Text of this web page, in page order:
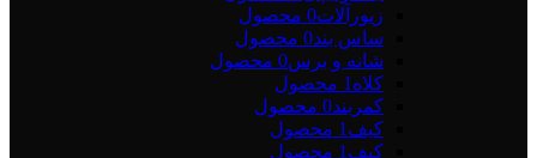
زیورآلات0 محصول
ساس بند0 محصول
شانه و برس0 محصول
کلاه 1 محصول
کمربند0 محصول
کیف 1 محصول
کیف 1 محصول